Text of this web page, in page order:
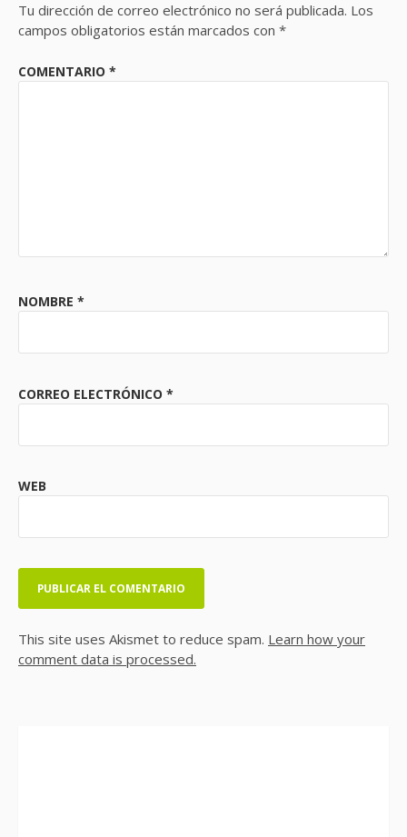
Tu dirección de correo electrónico no será publicada. Los
campos obligatorios están marcados con *
COMENTARIO *
NOMBRE *
CORREO ELECTRÓNICO *
WEB
This site uses Akismet to reduce spam. Learn how your
comment data is processed.